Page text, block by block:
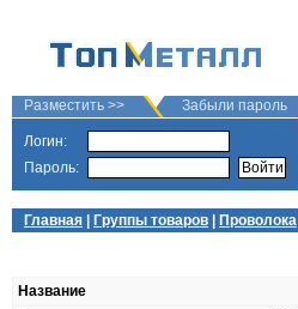
Разместить >> Забыли пароль
Логин:
Пароль:
Главная Группы товаров
Проволока
Название